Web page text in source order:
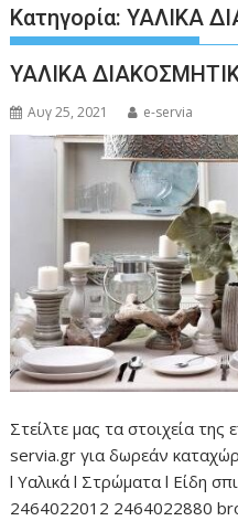
Κατηγορία:ΥΑΛΙΚΑ
ΥΑΛΙΚΑ
Αυγ 25, 2021 e-servia
Στείλτε μας τα στοιχεία
servia.gr για δωρεάν
l Υαλικά l Στρώματα l Είδη
2464022012 2464022880